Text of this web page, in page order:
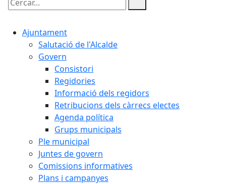
Cercar:
Ajuntament
Salutació de l'Alcalde
Govern
Consistori
Regidories
Informació dels regidors
Retribucions dels càrrecs electes
Agenda política
Grups municipals
Ple municipal
Juntes de govern
Comissions informatives
Plans i campanyes